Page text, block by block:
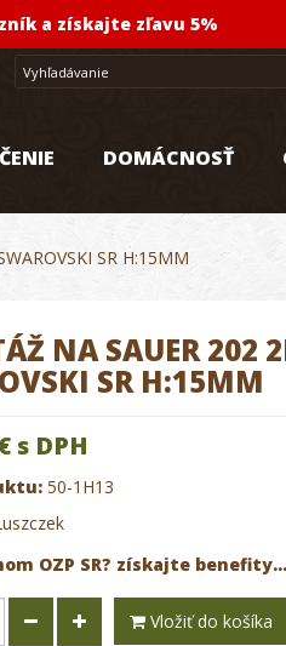
a získajte zľavu 5%
DOMÁCNOSŤ
SR H:15MM
NA SAUER 202
SR H:15MM
s DPH
50-1H13
OZP SR? získajte benefity...
Vložiť do košíka